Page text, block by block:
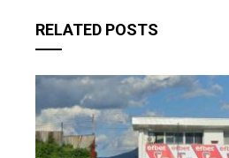
RELATED POSTS